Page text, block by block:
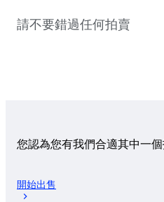
請不要錯過任何拍賣
您認為您有我們合適其中一
開始出售